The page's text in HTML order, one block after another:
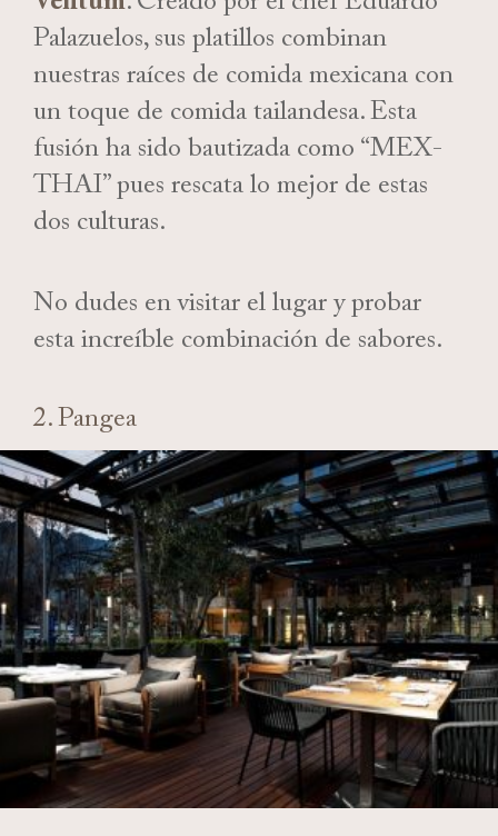
Palazuelos, sus platillos combinan
nuestras raíces de comida mexicana con
un toque de comida tailandesa. Esta
fusión ha sido bautizada como “MEX-
THAI” pues rescata lo mejor de estas
dos culturas.
No dudes en visitar el lugar y probar
esta increíble combinación de sabores.
2. Pangea